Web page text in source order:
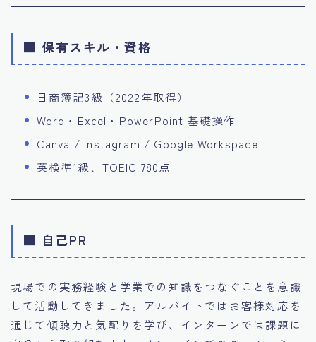
■ 保有スキル・資格
日商簿記3級（2022年取得）
Word・Excel・PowerPoint 基礎操作
Canva / Instagram / Google Workspace
英検準1級、TOEIC 780点
■ 自己PR
現場での実務経験と学業での知識をつなぐことを意識
して活動してきました。アルバイトではお客様対応を
通じて傾聴力と気配りを学び、インターンでは課題に